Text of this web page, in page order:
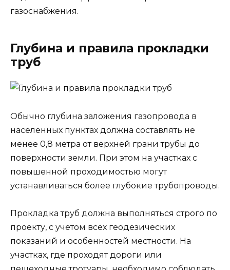
газоснабжения.
Глубина и правила прокладки
труб
Обычно глубина заложения газопровода в
населенных пунктах должна составлять не
менее 0,8 метра от верхней грани трубы до
поверхности земли. При этом на участках с
повышенной проходимостью могут
устанавливаться более глубокие трубопроводы.
Прокладка труб должна выполняться строго по
проекту, с учетом всех геодезических
показаний и особенностей местности. На
участках, где проходят дороги или